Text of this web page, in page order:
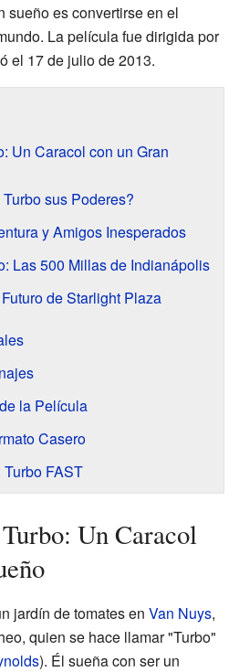
sueño es convertirse en el
La película fue dirigida por
el 17 de julio de 2013.
Un Caracol con un Gran
sus Poderes?
y Amigos Inesperados
Las 500 Millas de Indianápolis
de Starlight Plaza
la Película
Casero
FAST
Un Caracol
jardín de tomates en Van Nuys,
quien se hace llamar "Turbo"
). Él sueña con ser un